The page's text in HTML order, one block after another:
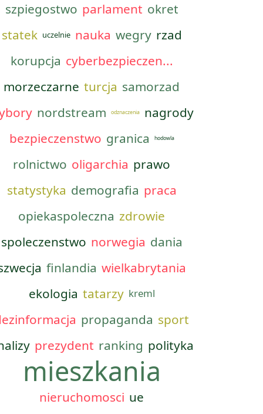
szpiegostwo parlament okret
statek uczelnie nauka wegry rzad
korupcja cyberbezpieczen...
morzeczarne turcja samorzad
nordstream odznaczenia
nagrody
bezpieczenstwo granica hodowla
rolnictwo oligarchia prawo
statystyka demografia praca
opiekaspoleczna zdrowie
spoleczenstwo norwegia dania
finlandia wielkabrytania
ekologia tatarzy kreml
propaganda sport
prezydent ranking polityka
mieszkania
nieruchomosci ue